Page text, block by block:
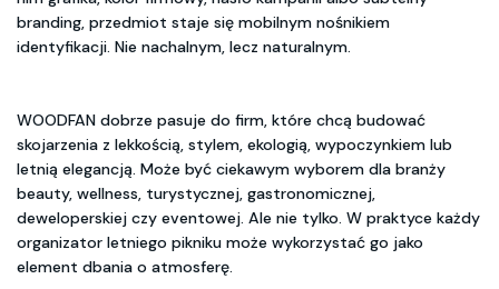
branding, przedmiot staje się mobilnym nośnikiem
identyfikacji. Nie nachalnym, lecz naturalnym.
WOODFAN dobrze pasuje do firm, które chcą budować
skojarzenia z lekkością, stylem, ekologią, wypoczynkiem lub
letnią elegancją. Może być ciekawym wyborem dla branży
beauty, wellness, turystycznej, gastronomicznej,
deweloperskiej czy eventowej. Ale nie tylko. W praktyce każdy
organizator letniego pikniku może wykorzystać go jako
element dbania o atmosferę.